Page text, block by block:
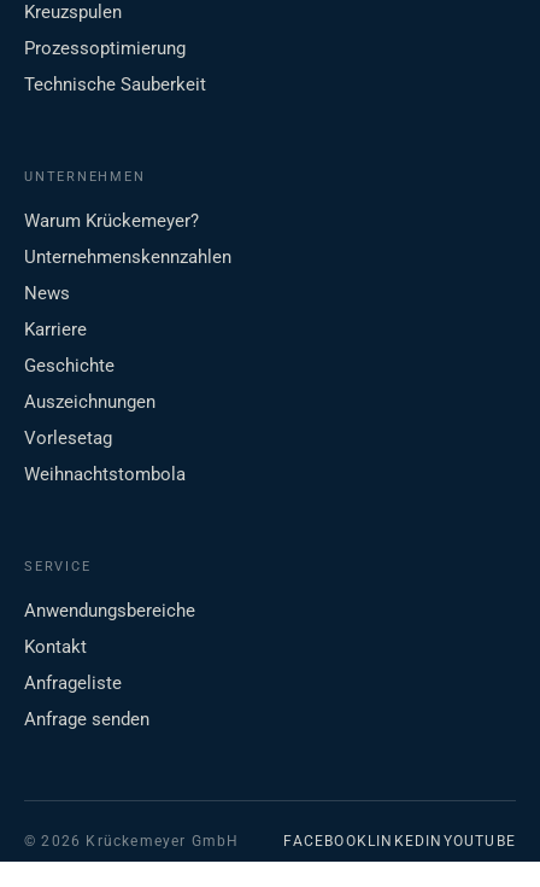
Kreuzspulen
Prozessoptimierung
Technische Sauberkeit
UNTERNEHMEN
Warum Krückemeyer?
Unternehmenskennzahlen
News
Karriere
Geschichte
Auszeichnungen
Vorlesetag
Weihnachtstombola
SERVICE
Anwendungsbereiche
Kontakt
Anfrageliste
Anfrage senden
© 2026 Krückemeyer GmbH FACEBOOK LINKEDIN YOUTUBE